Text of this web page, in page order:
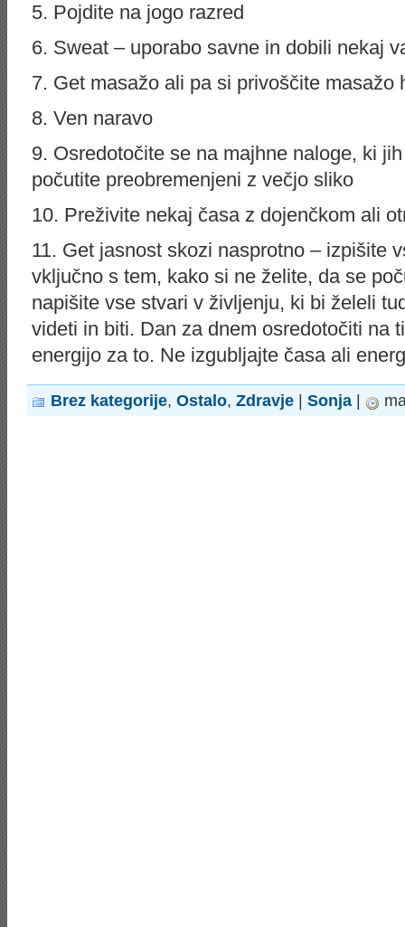
5. Pojdite na jogo razred
6. Sweat – uporabo savne in dobili nekaj
7. Get masažo ali pa si privoščite masažo
8. Ven naravo
9. Osredotočite se na majhne naloge, ki
počutite preobremenjeni z večjo sliko
10. Preživite nekaj časa z dojenčkom ali
11. Get jasnost skozi nasprotno – izpišite
vključno s tem, kako si ne želite, da se
napišite vse stvari v življenju, ki bi želeli
videti in biti. Dan za dnem osredotočiti na
energijo za to. Ne izgubljajte časa ali
Brez kategorije, Ostalo, Zdravje Sonja